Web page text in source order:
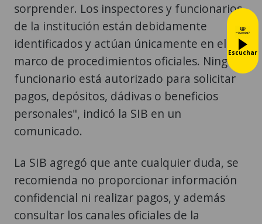
sorprender. Los inspectores y funcionarios
de la institución están debidamente
identificados y actúan únicamente en el
marco de procedimientos oficiales. Ningún
funcionario está autorizado para solicitar
pagos, depósitos, dádivas o beneficios
personales", indicó la SIB en un
comunicado.
La SIB agregó que ante cualquier duda, se
recomienda no proporcionar información
confidencial ni realizar pagos, y además
consultar los canales oficiales de la
Escuchar